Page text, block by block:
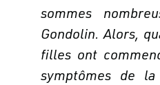
sommes
Gondolin. Alors,
filles ont
symptômes de la